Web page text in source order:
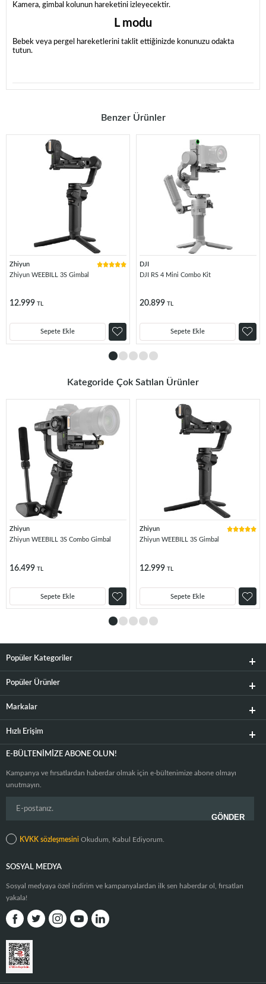
Kamera, gimbal kolunun hareketini izleyecektir.
L modu
Bebek veya pergel hareketlerini taklit ettiğinizde konunuzu odakta
tutun.
Benzer Ürünler
Zhiyun
Zhiyun WEEBILL 3S Gimbal
12.999 TL
Sepete Ekle
DJI
DJI RS 4 Mini Combo Kit
20.899 TL
Sepete Ekle
Kategoride Çok Satılan Ürünler
Zhiyun
Zhiyun WEEBILL 3S Combo Gimbal
16.499 TL
Sepete Ekle
Zhiyun
Zhiyun WEEBILL 3S Gimbal
12.999 TL
Sepete Ekle
Popüler Kategoriler
Popüler Ürünler
Markalar
Hızlı Erişim
E-BÜLTENIMIZE ABONE OLUN!
Kampanya ve fırsatlardan haberdar olmak için e-bültenimize abone olmayı
unutmayın.
KVKK sözleşmesini Okudum, Kabul Ediyorum.
SOSYAL MEDYA
Sosyal medyaya özel indirim ve kampanyalardan ilk sen haberdar ol, fırsatları
yakala!